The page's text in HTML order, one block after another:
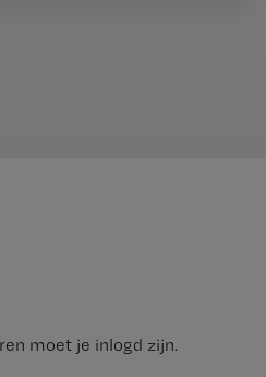
moet je inlogd zijn.